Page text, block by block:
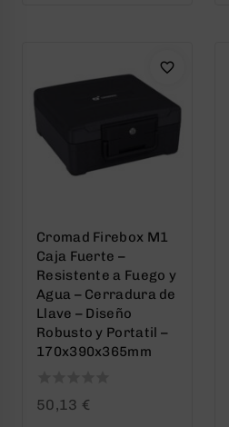
Cromad Firebox M1
Caja Fuerte –
Resistente a Fuego y
Agua – Cerradura de
Llave – Diseño
Robusto y Portatil –
170x390x365mm
0
50,13 €